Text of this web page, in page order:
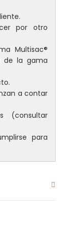
por otro
Multisac®
de la gama
a contar
(consultar
para